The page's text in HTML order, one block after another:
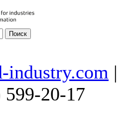
industry.com |
20-17